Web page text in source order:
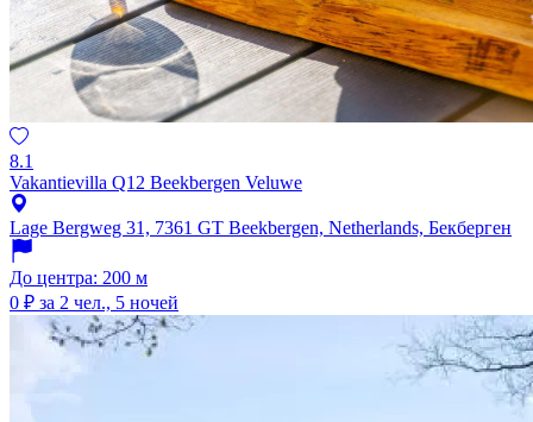
8.1
Vakantievilla Q12 Beekbergen Veluwe
Lage Bergweg 31, 7361 GT Beekbergen, Netherlands, Бекберген
До центра: 200 м
0 ₽ за 2 чел., 5 ночей